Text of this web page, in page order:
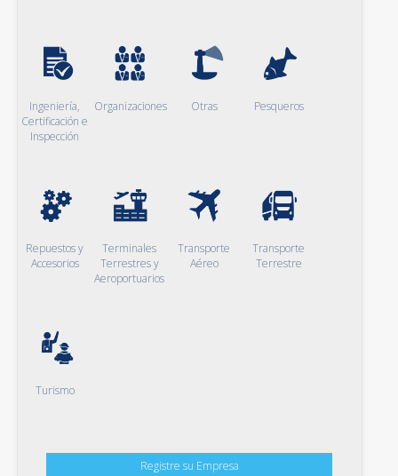
Ingeniería,
Certificación e
Inspección
Organizaciones Otras Pesqueros
Repuestos y
Accesorios
Terminales
Terrestres y
Aeroportuarios
Transporte
Aéreo
Transporte
Terrestre
Turismo
Registre su Empresa